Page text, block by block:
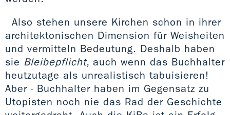
Also stehen unsere Kirchen schon in ihrer
architektonischen Dimension für Weisheiten
und vermitteln Bedeutung. Deshalb haben
sie Bleibepflicht, auch wenn das Buchhalter
heutzutage als unrealistisch tabuisieren!
Aber - Buchhalter haben im Gegensatz zu
Utopisten noch nie das Rad der Geschichte